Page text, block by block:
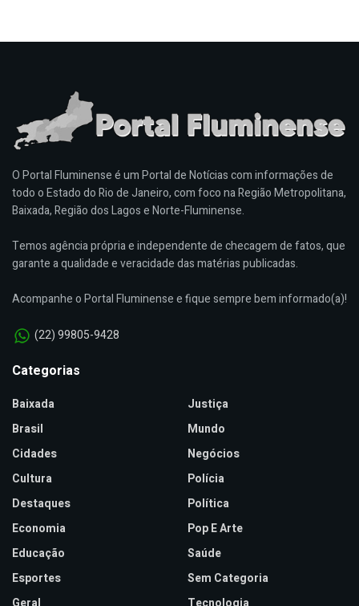
O Portal Fluminense é um Portal de Notícias com informações de
todo o Estado do Rio de Janeiro, com foco na Região Metropolitana,
Baixada, Região dos Lagos e Norte-Fluminense.
Temos agência própria e independente de checagem de fatos, que
garante a qualidade e veracidade das matérias publicadas.
Acompanhe o Portal Fluminense e fique sempre bem informado(a)!
(22) 99805-9428
Categorias
Baixada
Brasil
Cidades
Cultura
Destaques
Economia
Educação
Esportes
Justiça
Mundo
Negócios
Polícia
Política
Pop E Arte
Saúde
Sem Categoria